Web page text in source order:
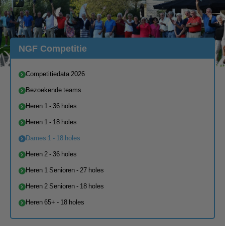
NGF Competitie
Competitiedata 2026
Bezoekende teams
Heren 1 - 36 holes
Heren 1 - 18 holes
Dames 1 - 18 holes
Heren 2 - 36 holes
Heren 1 Senioren - 27 holes
Heren 2 Senioren - 18 holes
Heren 65+ - 18 holes